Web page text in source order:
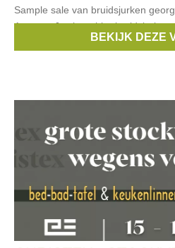
Sample sale van bruidsjurken
Azzurro. Je shopt hier bruidsjurken
mac €999 in maten 38 en 44.
BEKIJK DEZE